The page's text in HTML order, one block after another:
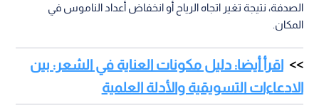
الصدفة، نتيجة تغير اتجاه الرياح أو انخفاض أعداد الناموس في
المكان.
اقرأ أيضا: دليل مكونات العناية في الشعر: بين
الادعاءات التسويقية والأدلة العلمية